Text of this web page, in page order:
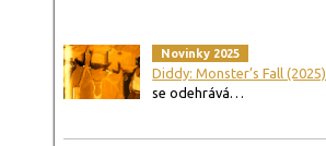
Novinky 2025
Diddy: Monster’s Fall (2025)
se odehrává…